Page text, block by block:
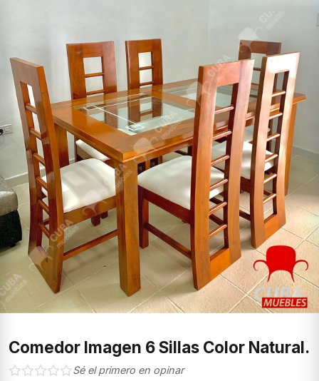
Comedor Imagen 6 Sillas Color Natural.
Sé el primero en opinar